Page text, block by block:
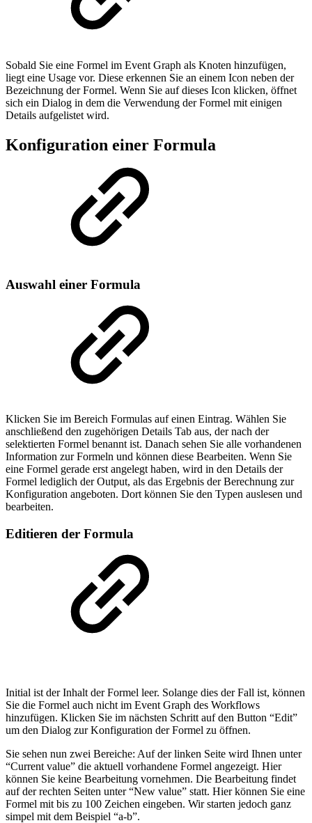
Sobald Sie eine Formel im Event Graph als Knoten hinzufügen,
liegt eine Usage vor. Diese erkennen Sie an einem Icon neben der
Bezeichnung der Formel. Wenn Sie auf dieses Icon klicken, öffnet
sich ein Dialog in dem die Verwendung der Formel mit einigen
Details aufgelistet wird.
Konfiguration einer Formula
Auswahl einer Formula
Klicken Sie im Bereich Formulas auf einen Eintrag. Wählen Sie
anschließend den zugehörigen Details Tab aus, der nach der
selektierten Formel benannt ist. Danach sehen Sie alle vorhandenen
Information zur Formeln und können diese Bearbeiten. Wenn Sie
eine Formel gerade erst angelegt haben, wird in den Details der
Formel lediglich der Output, als das Ergebnis der Berechnung zur
Konfiguration angeboten. Dort können Sie den Typen auslesen und
bearbeiten.
Editieren der Formula
Initial ist der Inhalt der Formel leer. Solange dies der Fall ist, können
Sie die Formel auch nicht im Event Graph des Workflows
hinzufügen. Klicken Sie im nächsten Schritt auf den Button “Edit”
um den Dialog zur Konfiguration der Formel zu öffnen.
Sie sehen nun zwei Bereiche: Auf der linken Seite wird Ihnen unter
“Current value” die aktuell vorhandene Formel angezeigt. Hier
können Sie keine Bearbeitung vornehmen. Die Bearbeitung findet
auf der rechten Seiten unter “New value” statt. Hier können Sie eine
Formel mit bis zu 100 Zeichen eingeben. Wir starten jedoch ganz
simpel mit dem Beispiel “a-b”.